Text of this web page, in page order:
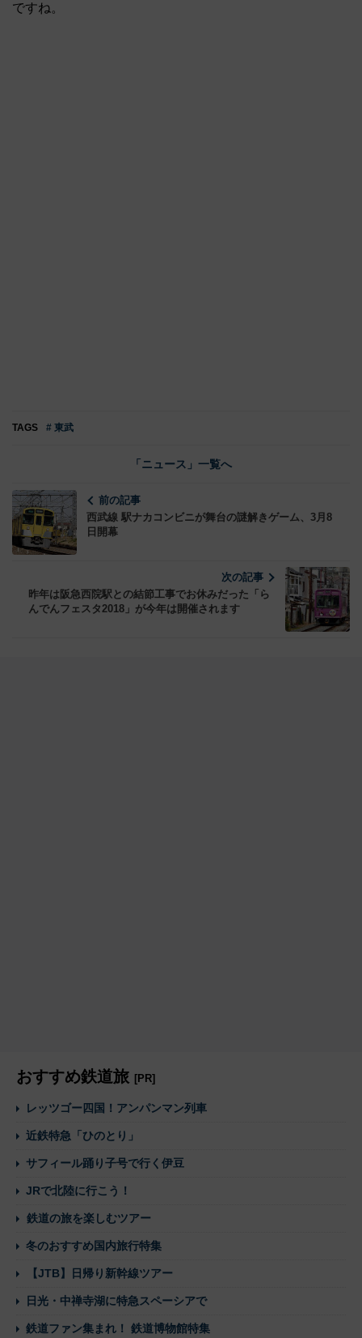
ですね。
TAGS # 東武
「ニュース」一覧へ
前の記事
西武線 駅ナカコンビニが舞台の謎解きゲーム、3月8
日開幕
次の記事
昨年は阪急西院駅との結節工事でお休みだった「ら
んでんフェスタ2018」が今年は開催されます
おすすめ鉄道旅 [PR]
レッツゴー四国！アンパンマン列車
近鉄特急「ひのとり」
サフィール踊り子号で行く伊豆
JRで北陸に行こう！
鉄道の旅を楽しむツアー
冬のおすすめ国内旅行特集
【JTB】日帰り新幹線ツアー
日光・中禅寺湖に特急スペーシアで
鉄道ファン集まれ！ 鉄道博物館特集